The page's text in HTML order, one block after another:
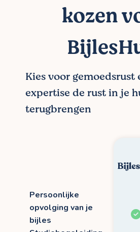
kozen
Kies voor gemoedsrust
expertise de rust in je
terugbrengen
Persoonlijke
opvolging van je
bijles